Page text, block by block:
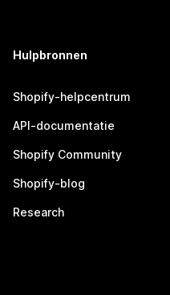
Hulpbronnen
Shopify-helpcentrum
API-documentatie
Shopify Community
Shopify-blog
Research